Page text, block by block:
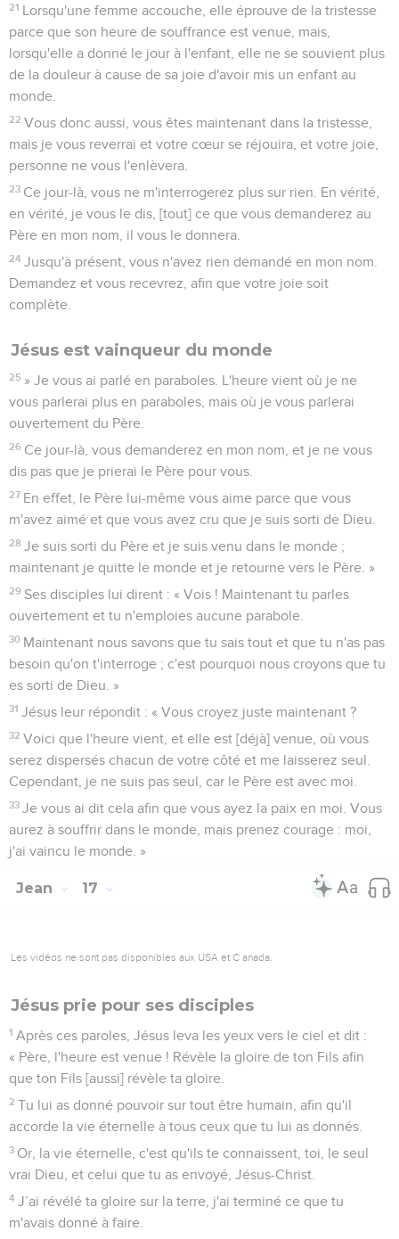
21 Lorsqu'une femme accouche, elle éprouve de la tristesse
parce que son heure de souffrance est venue, mais,
lorsqu'elle a donné le jour à l'enfant, elle ne se souvient plus
de la douleur à cause de sa joie d'avoir mis un enfant au
monde.
22 Vous donc aussi, vous êtes maintenant dans la tristesse,
mais je vous reverrai et votre cœur se réjouira, et votre joie,
personne ne vous l'enlèvera.
23 Ce jour-là, vous ne m'interrogerez plus sur rien. En vérité,
en vérité, je vous le dis, [tout] ce que vous demanderez au
Père en mon nom, il vous le donnera.
24 Jusqu'à présent, vous n'avez rien demandé en mon nom.
Demandez et vous recevrez, afin que votre joie soit
complète.
Jésus est vainqueur du monde
25 » Je vous ai parlé en paraboles. L'heure vient où je ne
vous parlerai plus en paraboles, mais où je vous parlerai
ouvertement du Père.
26 Ce jour-là, vous demanderez en mon nom, et je ne vous
dis pas que je prierai le Père pour vous.
27 En effet, le Père lui-même vous aime parce que vous
m'avez aimé et que vous avez cru que je suis sorti de Dieu.
28 Je suis sorti du Père et je suis venu dans le monde ;
maintenant je quitte le monde et je retourne vers le Père. »
29 Ses disciples lui dirent : « Vois ! Maintenant tu parles
ouvertement et tu n'emploies aucune parabole.
30 Maintenant nous savons que tu sais tout et que tu n'as pas
besoin qu'on t'interroge ; c'est pourquoi nous croyons que tu
es sorti de Dieu. »
31 Jésus leur répondit : « Vous croyez juste maintenant ?
32 Voici que l'heure vient, et elle est [déjà] venue, où vous
serez dispersés chacun de votre côté et me laisserez seul.
Cependant, je ne suis pas seul, car le Père est avec moi.
33 Je vous ai dit cela afin que vous ayez la paix en moi. Vous
aurez à souffrir dans le monde, mais prenez courage : moi,
j'ai vaincu le monde. »
Jean 17
Les vidéos ne sont pas disponibles aux USA et C anada.
Jésus prie pour ses disciples
1 Après ces paroles, Jésus leva les yeux vers le ciel et dit :
« Père, l'heure est venue ! Révèle la gloire de ton Fils afin
que ton Fils [aussi] révèle ta gloire.
2 Tu lui as donné pouvoir sur tout être humain, afin qu'il
accorde la vie éternelle à tous ceux que tu lui as donnés.
3 Or, la vie éternelle, c'est qu'ils te connaissent, toi, le seul
vrai Dieu, et celui que tu as envoyé, Jésus-Christ.
4 J’ai révélé ta gloire sur la terre, j'ai terminé ce que tu
m'avais donné à faire.